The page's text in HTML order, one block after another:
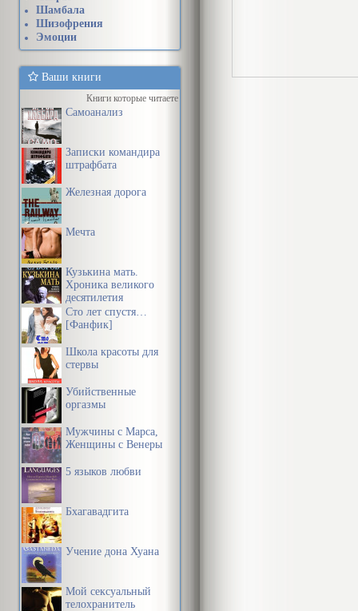
Шамбала
Шизофрения
Эмоции
Ваши книги
Книги которые читаете
Самоанализ
Записки командира
штрафбата
Железная дорога
Мечта
Кузькина мать.
Хроника великого
десятилетия
Сто лет спустя…
[Фанфик]
Школа красоты для
стервы
Убийственные
оргазмы
Мужчины с Марса,
Женщины с Венеры
5 языков любви
Бхагавадгита
Учение дона Хуана
Мой сексуальный
телохранитель